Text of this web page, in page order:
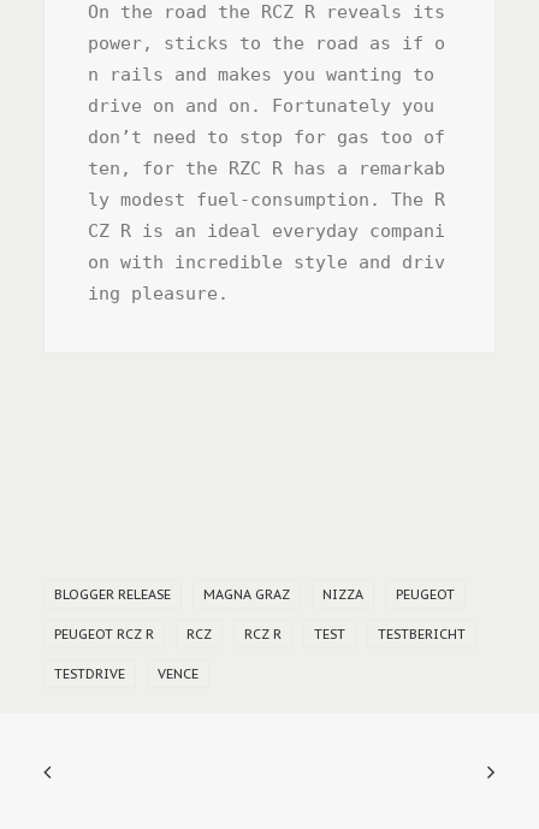
On the road the RCZ R reveals its
power, sticks to the road as if o
n rails and makes you wanting to
drive on and on. Fortunately you
don’t need to stop for gas too of
ten, for the RZC R has a remarkab
ly modest fuel-consumption. The R
CZ R is an ideal everyday compani
on with incredible style and driv
ing pleasure.
BLOGGER RELEASE MAGNA GRAZ NIZZA PEUGEOT
PEUGEOT RCZ R RCZ RCZ R TEST TESTBERICHT
TESTDRIVE VENCE